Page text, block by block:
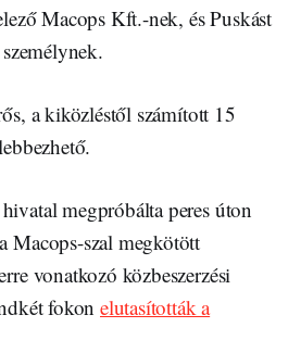
Macops Kft.-nek, és Puskást
a kiközléstől számított 15
megpróbálta peres úton
Macops-szal megkötött
vonatkozó közbeszerzési
fokonelutasították a